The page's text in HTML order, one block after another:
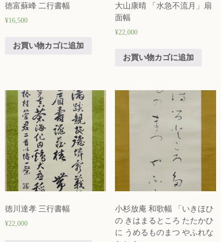
徳富蘇峰 二行書幅
¥16,500
お買い物カゴに追加
大山康晴 「水急不流月」扇
面幅
¥22,000
お買い物カゴに追加
徳川達孝 三行書幅
¥22,000
小杉放庵 和歌幅 「いきほひ
の きはまるところ たたかひ
に うめるものまつ やふれな